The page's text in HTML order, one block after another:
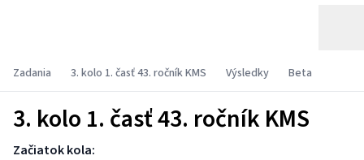
Zadania 3. kolo 1. časť 43. ročník KMS Výsledky Beta
3. kolo 1. časť 43. ročník KMS
Začiatok kola: